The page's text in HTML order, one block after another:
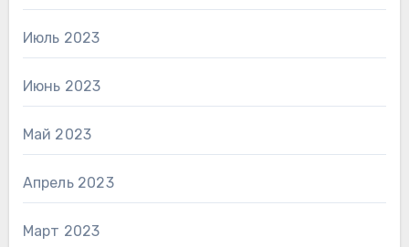
Июль 2023
Июнь 2023
Май 2023
Апрель 2023
Март 2023